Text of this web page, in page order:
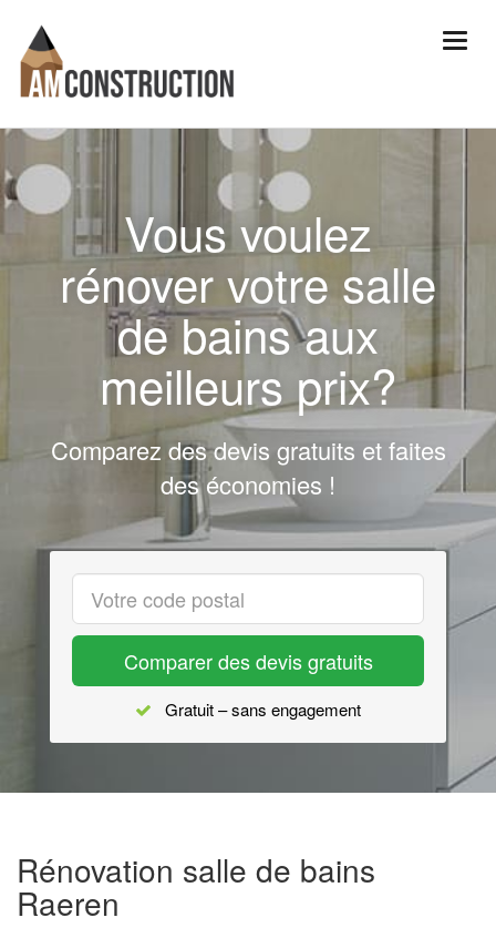
Vous voulez
rénover votre salle
de bains aux
meilleurs prix?
Comparez des devis gratuits et faites
des économies !
Comparer des devis gratuits
Gratuit – sans engagement
Rénovation salle de bains
Raeren